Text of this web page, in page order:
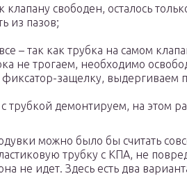
клапану свободен, осталось
из пазов;
– так как трубка на самом
не трогаем, необходимо
фиксатор-защелку, выдергиваем
трубкой демонтируем, на этом
можно было бы считать
трубку с КПА, не
не идет. Здесь есть два